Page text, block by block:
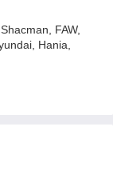
FAW,
Hania,